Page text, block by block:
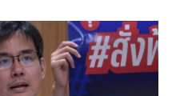
ม่ใช่เป็นเครื่องมือกดดันผู้ร้อง